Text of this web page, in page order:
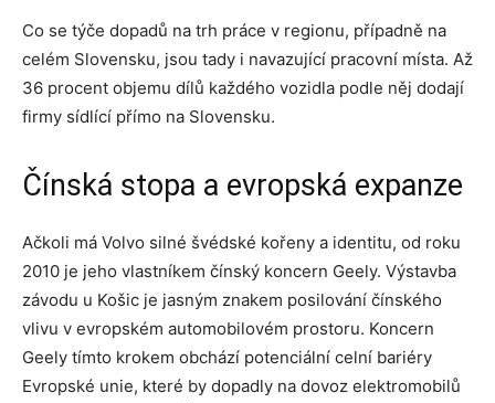
Co se týče dopadů na trh práce v regionu, případně na
celém Slovensku, jsou tady i navazující pracovní místa. Až
36 procent objemu dílů každého vozidla podle něj dodají
firmy sídlící přímo na Slovensku.
Čínská stopa a evropská expanze
Ačkoli má Volvo silné švédské kořeny a identitu, od roku
2010 je jeho vlastníkem čínský koncern Geely. Výstavba
závodu u Košic je jasným znakem posilování čínského
vlivu v evropském automobilovém prostoru. Koncern
Geely tímto krokem obchází potenciální celní bariéry
Evropské unie, které by dopadly na dovoz elektromobilů